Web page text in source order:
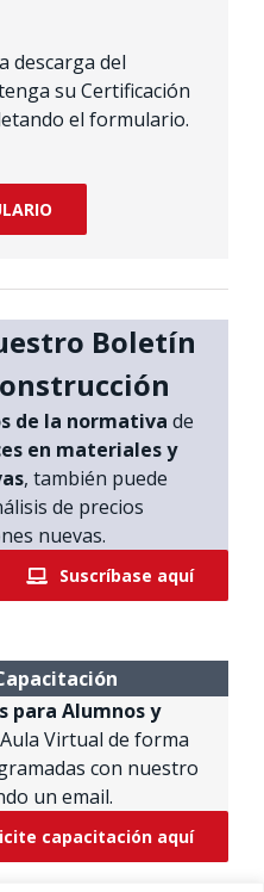
descarga del
su Certificación
el formulario.
Boletín
de la normativa de
en materiales y
, también puede
de precios
nuevas.
Suscríbase aquí
para Alumnos y
Virtual de forma
con nuestro
un email.
capacitación aquí